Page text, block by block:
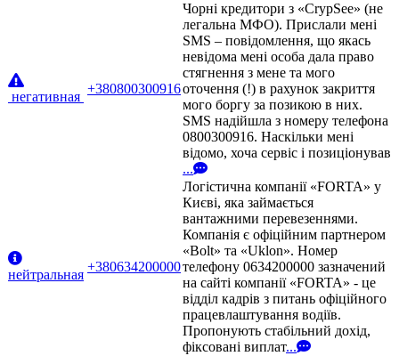
негативная
+380800300916
Чорні кредитори з «CrypSee» (не
легальна МФО). Прислали мені
SMS – повідомлення, що якась
невідома мені особа дала право
стягнення з мене та мого
оточення (!) в рахунок закриття
мого боргу за позикою в них.
SMS надійшла з номеру телефона
0800300916. Наскільки мені
відомо, хоча сервіс і позиціонував
...
нейтральная
+380634200000
Логістична компанії «FORTA» у
Києві, яка займається
вантажними перевезеннями.
Компанія є офіційним партнером
«Bolt» та «Uklon». Номер
телефону 0634200000 зазначений
на сайті компанії «FORTA» - це
відділ кадрів з питань офіційного
працевлаштування водіїв.
Пропонують стабільний дохід,
фіксовані виплат...